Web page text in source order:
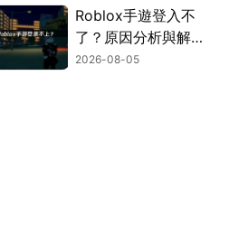
Roblox手遊登入不
了？原因分析與解決
方案！
2026-08-05